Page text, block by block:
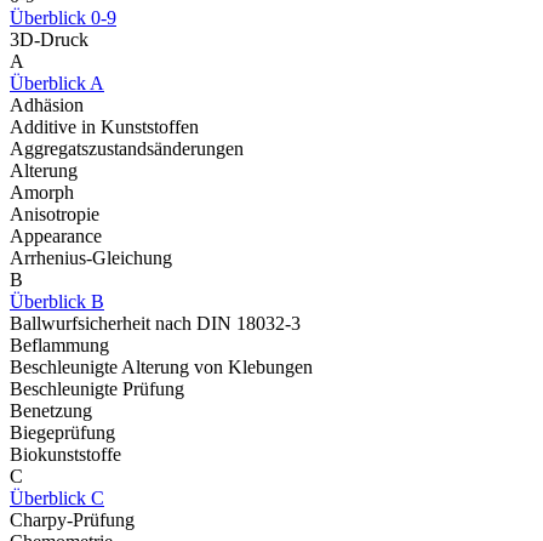
Überblick 0-9
3D-Druck
A
Überblick A
Adhäsion
Additive in Kunststoffen
Aggregatszustandsänderungen
Alterung
Amorph
Anisotropie
Appearance
Arrhenius-Gleichung
B
Überblick B
Ballwurfsicherheit nach DIN 18032-3
Beflammung
Beschleunigte Alterung von Klebungen
Beschleunigte Prüfung
Benetzung
Biegeprüfung
Biokunststoffe
C
Überblick C
Charpy-Prüfung